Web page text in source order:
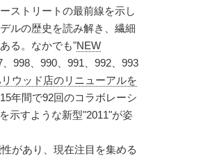
ストリートの最前線を示し
ルの歴史を読み解き、繊細
る。なかでも"NEW
998、990、991、992、993
ウッド店のリニューアルを
年間で92回のコラボレーシ
示すような新型"2011"が姿
があり、現在注目を集める